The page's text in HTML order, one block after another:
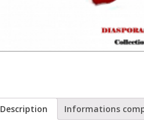
Description Informations